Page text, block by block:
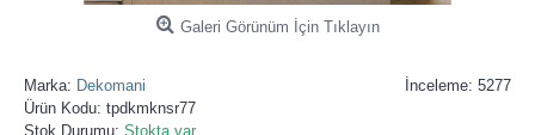
Galeri Görünüm İçin Tıklayın
İnceleme: 5277
Marka: Dekomani
Ürün Kodu: tpdkmknsr77
Stok Durumu: Stokta var